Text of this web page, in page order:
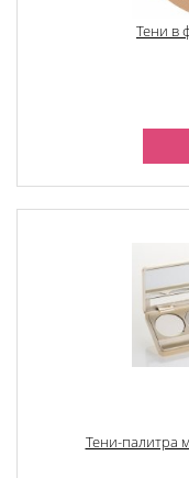
Тени в
Тени-палитра